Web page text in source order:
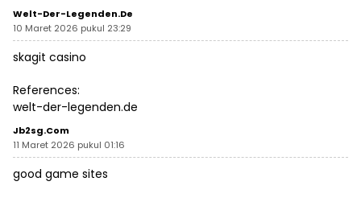
Welt-Der-Legenden.de
10 Maret 2026 pukul 23:29
skagit casino
References:
welt-der-legenden.de
Jb2sg.com
11 Maret 2026 pukul 01:16
good game sites